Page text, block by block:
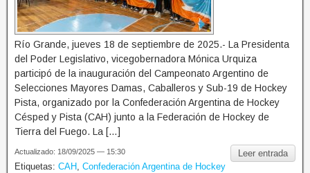
Río Grande, jueves 18 de septiembre de 2025.- La Presidenta
del Poder Legislativo, vicegobernadora Mónica Urquiza
participó de la inauguración del Campeonato Argentino de
Selecciones Mayores Damas, Caballeros y Sub-19 de Hockey
Pista, organizado por la Confederación Argentina de Hockey
Césped y Pista (CAH) junto a la Federación de Hockey de
Tierra del Fuego. La […]
Leer entrada
Actualizado: 18/09/2025 — 15:30
Etiquetas: CAH Confederación Argentina de Hockey